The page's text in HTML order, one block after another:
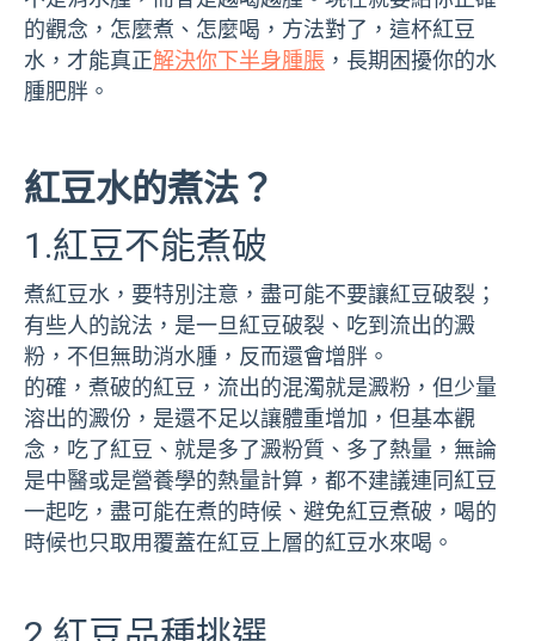
的觀念，怎麼煮、怎麼喝，方法對了，這杯紅豆
水，才能真正解決你下半身腫脹 ，長期困擾你的水
腫肥胖。
紅豆水的煮法？
1.紅豆不能煮破
煮紅豆水，要特別注意，盡可能不要讓紅豆破裂；
有些人的說法，是一旦紅豆破裂、吃到流出的澱
粉，不但無助消水腫，反而還會增胖。
的確，煮破的紅豆，流出的混濁就是澱粉，但少量
溶出的澱份，是還不足以讓體重增加，但基本觀
念，吃了紅豆、就是多了澱粉質、多了熱量，無論
是中醫或是營養學的熱量計算，都不建議連同紅豆
一起吃，盡可能在煮的時候、避免紅豆煮破，喝的
時候也只取用覆蓋在紅豆上層的紅豆水來喝。